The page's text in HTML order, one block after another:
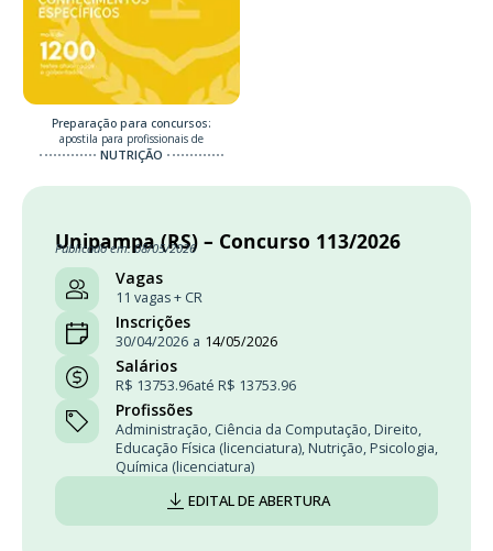
Preparação para concursos:
apostila para profissionais de
NUTRIÇÃO
Unipampa (RS) – Concurso 113/2026
Publicado em: 08/05/2026
Vagas
11 vagas + CR
Inscrições
30/04/2026 a 14/05/2026
Salários
R$ 13753.96até R$ 13753.96
Profissões
Administração, Ciência da Computação, Direito,
Educação Física (licenciatura), Nutrição, Psicologia,
Química (licenciatura)
EDITAL DE ABERTURA